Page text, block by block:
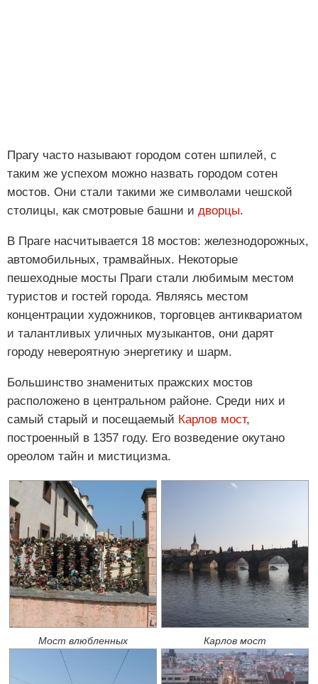
Прагу часто называют городом сотен шпилей, с
таким же успехом можно назвать городом сотен
мостов. Они стали такими же символами чешской
столицы, как смотровые башни и дворцы.
В Праге насчитывается 18 мостов: железнодорожных,
автомобильных, трамвайных. Некоторые
пешеходные мосты Праги стали любимым местом
туристов и гостей города. Являясь местом
концентрации художников, торговцев антиквариатом
и талантливых уличных музыкантов, они дарят
городу невероятную энергетику и шарм.
Большинство знаменитых пражских мостов
расположено в центральном районе. Среди них и
самый старый и посещаемый Карлов мост,
построенный в 1357 году. Его возведение окутано
ореолом тайн и мистицизма.
Мост влюбленных Карлов мост